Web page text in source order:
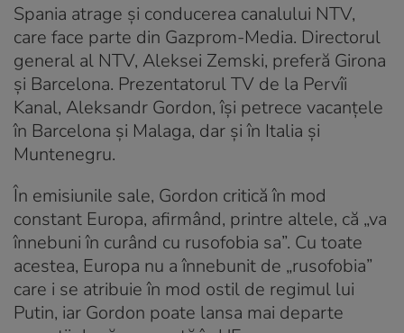
Spania atrage și conducerea canalului NTV,
care face parte din Gazprom-Media. Directorul
general al NTV, Aleksei Zemski, preferă Girona
și Barcelona. Prezentatorul TV de la Pervîi
Kanal, Aleksandr Gordon, își petrece vacanțele
în Barcelona și Malaga, dar și în Italia și
Muntenegru.
În emisiunile sale, Gordon critică în mod
constant Europa, afirmând, printre altele, că „va
înnebuni în curând cu rusofobia sa”. Cu toate
acestea, Europa nu a înnebunit de „rusofobia”
care i se atribuie în mod ostil de regimul lui
Putin, iar Gordon poate lansa mai departe